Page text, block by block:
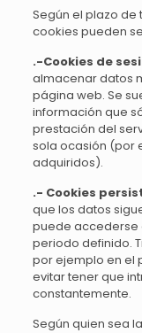
Según el plazo
cookies pueden
.-Cookies de
almacenar datos
página web. Se
información que
prestación del
sola ocasión (por
adquiridos).
.- Cookies
que los datos
puede accederse
periodo definido.
por ejemplo en el
evitar tener que
constantemente.
Según quien sea